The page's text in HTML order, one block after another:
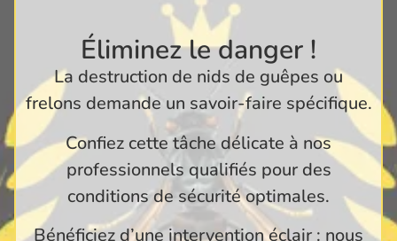
Éliminez le danger !
La destruction de nids de guêpes ou
frelons demande un savoir-faire spécifique.
Confiez cette tâche délicate à nos
professionnels qualifiés pour des
conditions de sécurité optimales.
Bénéficiez d’une intervention éclair : nous